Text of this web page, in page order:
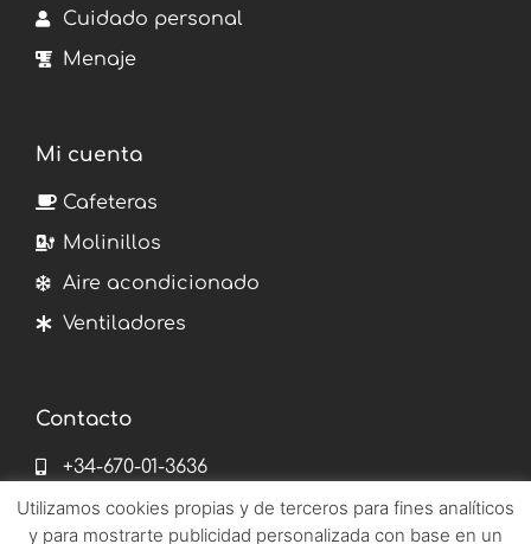
Cuidado personal
Menaje
Mi cuenta
Cafeteras
Molinillos
Aire acondicionado
Ventiladores
Contacto
+34-670-01-3636
info@emetronix.es
Utilizamos cookies propias y de terceros para fines analíticos
y para mostrarte publicidad personalizada con base en un